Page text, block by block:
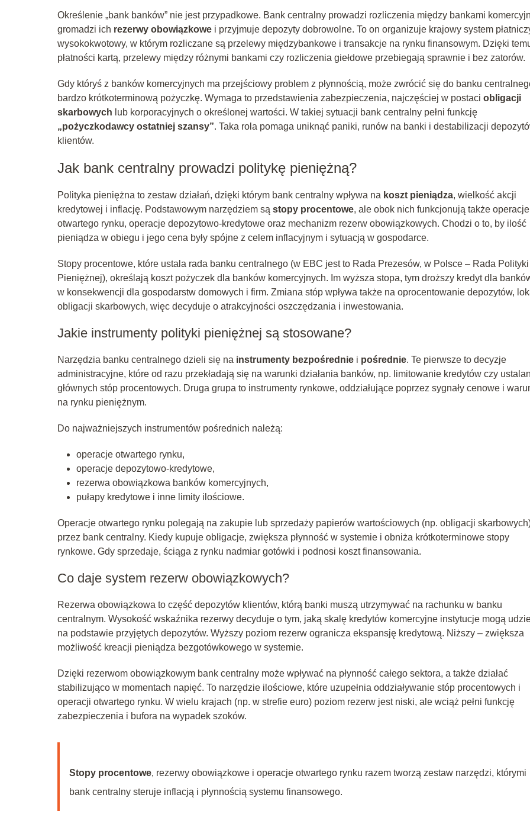
Określenie „bank banków” nie jest przypadkowe. Bank centralny prowadzi rozliczenia między bankami
gromadzi ich rezerwy obowiązkowe i przyjmuje depozyty dobrowolne. To on organizuje krajowy system
wysokokwotowy, w którym rozliczane są przelewy międzybankowe i transakcje na rynku finansowym. Dzięki
płatności kartą, przelewy między różnymi bankami czy rozliczenia giełdowe przebiegają sprawnie i bez zatorów.
Gdy któryś z banków komercyjnych ma przejściowy problem z płynnością, może zwrócić się do banku
bardzo krótkoterminową pożyczkę. Wymaga to przedstawienia zabezpieczenia, najczęściej w postaci obligacji
skarbowych lub korporacyjnych o określonej wartości. W takiej sytuacji bank centralny pełni funkcję
„pożyczkodawcy ostatniej szansy”. Taka rola pomaga uniknąć paniki, runów na banki i destabilizacji
klientów.
Jak bank centralny prowadzi politykę pieniężną?
Polityka pieniężna to zestaw działań, dzięki którym bank centralny wpływa na koszt pieniądza, wielkość akcji
kredytowej i inflację. Podstawowym narzędziem są stopy procentowe, ale obok nich funkcjonują także operacje
otwartego rynku, operacje depozytowo-kredytowe oraz mechanizm rezerw obowiązkowych. Chodzi o to, by ilość
pieniądza w obiegu i jego cena były spójne z celem inflacyjnym i sytuacją w gospodarce.
Stopy procentowe, które ustala rada banku centralnego (w EBC jest to Rada Prezesów, w Polsce – Rada Polityki
Pieniężnej), określają koszt pożyczek dla banków komercyjnych. Im wyższa stopa, tym droższy kredyt dla
w konsekwencji dla gospodarstw domowych i firm. Zmiana stóp wpływa także na oprocentowanie depozytów,
obligacji skarbowych, więc decyduje o atrakcyjności oszczędzania i inwestowania.
Jakie instrumenty polityki pieniężnej są stosowane?
Narzędzia banku centralnego dzieli się na instrumenty bezpośrednie i pośrednie. Te pierwsze to decyzje
administracyjne, które od razu przekładają się na warunki działania banków, np. limitowanie kredytów czy
głównych stóp procentowych. Druga grupa to instrumenty rynkowe, oddziałujące poprzez sygnały cenowe i
na rynku pieniężnym.
Do najważniejszych instrumentów pośrednich należą:
operacje otwartego rynku,
operacje depozytowo-kredytowe,
rezerwa obowiązkowa banków komercyjnych,
pułapy kredytowe i inne limity ilościowe.
Operacje otwartego rynku polegają na zakupie lub sprzedaży papierów wartościowych (np. obligacji
przez bank centralny. Kiedy kupuje obligacje, zwiększa płynność w systemie i obniża krótkoterminowe stopy
rynkowe. Gdy sprzedaje, ściąga z rynku nadmiar gotówki i podnosi koszt finansowania.
Co daje system rezerw obowiązkowych?
Rezerwa obowiązkowa to część depozytów klientów, którą banki muszą utrzymywać na rachunku w banku
centralnym. Wysokość wskaźnika rezerwy decyduje o tym, jaką skalę kredytów komercyjne instytucje mogą
na podstawie przyjętych depozytów. Wyższy poziom rezerw ogranicza ekspansję kredytową. Niższy – zwiększa
możliwość kreacji pieniądza bezgotówkowego w systemie.
Dzięki rezerwom obowiązkowym bank centralny może wpływać na płynność całego sektora, a także działać
stabilizująco w momentach napięć. To narzędzie ilościowe, które uzupełnia oddziaływanie stóp procentowych i
operacji otwartego rynku. W wielu krajach (np. w strefie euro) poziom rezerw jest niski, ale wciąż pełni funkcję
zabezpieczenia i bufora na wypadek szoków.
Stopy procentowe, rezerwy obowiązkowe i operacje otwartego rynku razem tworzą zestaw narzędzi, którymi
bank centralny steruje inflacją i płynnością systemu finansowego.